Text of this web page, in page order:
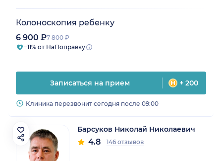
Колоноскопия ребенку
6 900 ₽7 800 ₽
−11% от НаПоправку
Записаться на прием + 200
Клиника перезвонит сегодня после 09:00
Барсуков Николай Николаевич
4.8 146 отзывов